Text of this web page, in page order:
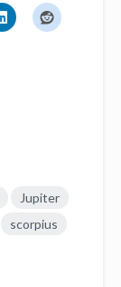
Jupiter
scorpius